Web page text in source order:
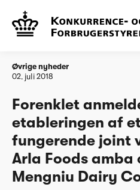
Forside
fungerende joint
Mengniu Dairy Company
Øvrige nyheder
02. juli 2018
Forenklet
etableringen af
fungerende joint
Arla Foods amba
Mengniu Dairy